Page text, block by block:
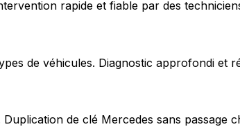
rapide et fiable par des
de véhicules. Diagnostic approfondi et
de clé Mercedes sans passage